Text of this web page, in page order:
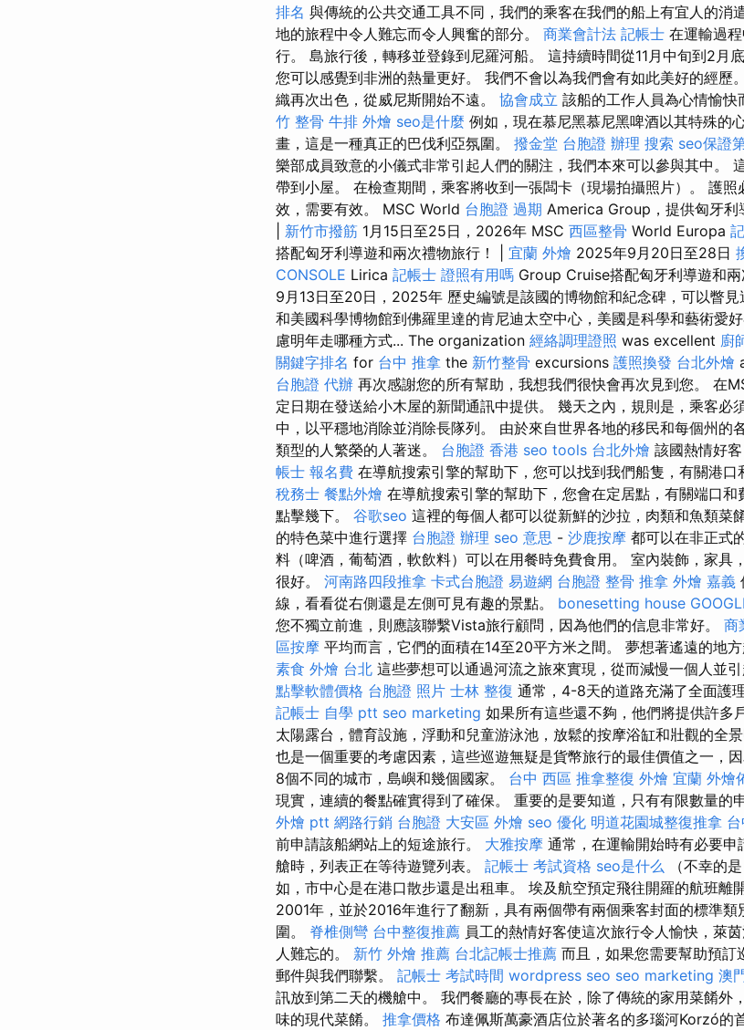
排名 與傳統的公共交通工具不同，我們的乘客在我們的船上有宜人的消
地的旅程中令人難忘而令人興奮的部分。 商業會計法 記帳士 在運輸過
行。 島旅行後，轉移並登錄到尼羅河船。 這持續時間從11月中旬到2月
您可以感覺到非洲的熱量更好。 我們不會以為我們會有如此美好的經歷。
織再次出色，從威尼斯開始不遠。 協會成立 該船的工作人員為心情愉快
竹 整骨 牛排 外燴 seo是什麼 例如，現在慕尼黑慕尼黑啤酒以其特殊的
畫，這是一種真正的巴伐利亞氛圍。 撥金堂 台胞證 辦理 搜索 seo保證
樂部成員致意的小儀式非常引起人們的關注，我們本來可以參與其中。
帶到小屋。 在檢查期間，乘客將收到一張闆卡（現場拍攝照片）。 護
效，需要有效。 MSC World 台胞證 過期 America Group，提供匈牙利
新竹市撥筋 1月15日至25日，2026年 MSC 西區整骨 World Europa
搭配匈牙利導遊和兩次禮物旅行！ | 宜蘭 外燴 2025年9月20日至28日
CONSOLE Lirica 記帳士 證照有用嗎 Group Cruise搭配匈牙利導遊和兩
9月13日至20日，2025年 歷史編號是該國的博物館和紀念碑，可以瞥
和美國科學博物館到佛羅里達的肯尼迪太空中心，美國是科學和藝術愛
慮明年走哪種方式... The organization 經絡調理證照 was excellent 廚
關鍵字排名 for 台中 推拿 the 新竹整骨 excursions 護照換發 台北外燴
台胞證 代辦 再次感謝您的所有幫助，我想我們很快會再次見到您。 在
定日期在發送給小木屋的新聞通訊中提供。 幾天之內，規則是，乘客必
中，以平穩地消除並消除長隊列。 由於來自世界各地的移民和每個州的
類型的人繁榮的人著迷。 台胞證 香港 seo tools 台北外燴 該國熱情好
帳士 報名費 在導航搜索引擎的幫助下，您可以找到我們船隻，有關港口
稅務士 餐點外燴 在導航搜索引擎的幫助下，您會在定居點，有關端口
點擊幾下。 谷歌seo 這裡的每個人都可以從新鮮的沙拉，肉類和魚類菜
的特色菜中進行選擇 台胞證 辦理 seo 意思 - 沙鹿按摩 都可以在非正式
料（啤酒，葡萄酒，軟飲料）可以在用餐時免費食用。 室內裝飾，家具
很好。 河南路四段推拿 卡式台胞證 易遊網 台胞證 整骨 推拿 外燴 嘉義
線，看看從右側還是左側可見有趣的景點。 bonesetting house
您不獨立前進，則應該聯繫Vista旅行顧問，因為他們的信息非常好。 商
區按摩 平均而言，它們的面積在14至20平方米之間。 夢想著遙遠的地方
素食 外燴 台北 這些夢想可以通過河流之旅來實現，從而減慢一個人並
點擊軟體價格 台胞證 照片 士林 整復 通常，4-8天的道路充滿了全面護
記帳士 自學 ptt seo marketing 如果所有這些還不夠，他們將提供許多
太陽露台，體育設施，浮動和兒童游泳池，放鬆的按摩浴缸和壯觀的全景
也是一個重要的考慮因素，這些巡遊無疑是貨幣旅行的最佳價值之一，
8個不同的城市，島嶼和幾個國家。 台中 西區 推拿整復 外燴 宜蘭 外燴
現實，連續的餐點確實得到了確保。 重要的是要知道，只有有限數量的
外燴 ptt 網路行銷 台胞證 大安區 外燴 seo 優化 明道花園城整復推拿
前申請該船網站上的短途旅行。 大雅按摩 通常，在運輸開始時有必要申
艙時，列表正在等待遊覽列表。 記帳士 考試資格 seo是什么 （不幸的
如，市中心是在港口散步還是出租車。 埃及航空預定飛往開羅的航班離
2001年，並於2016年進行了翻新，具有兩個帶有兩個乘客封面的標準
圍。 脊椎側彎 台中整復推薦 員工的熱情好客使這次旅行令人愉快，萊
人難忘的。 新竹 外燴 推薦 台北記帳士推薦 而且，如果您需要幫助預
郵件與我們聯繫。 記帳士 考試時間 wordpress seo seo marketing 澳
訊放到第二天的機艙中。 我們餐廳的專長在於，除了傳統的家用菜餚外
味的現代菜餚。 推拿價格 布達佩斯萬豪酒店位於著名的多瑙河Korzó的